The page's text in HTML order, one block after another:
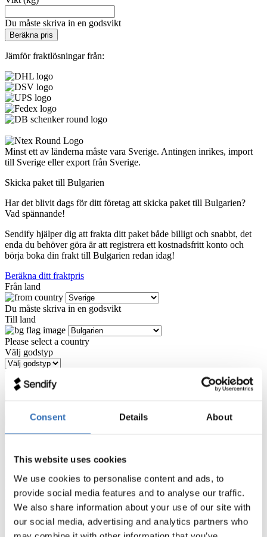
Consent Details About
This website uses cookies
We use cookies to personalise content and ads, to
provide social media features and to analyse our traffic.
We also share information about your use of our site with
our social media, advertising and analytics partners who
Du måste skriva in en godsvikt
Beräkna pris
Jämför fraktlösningar från:
Minst ett av länderna måste vara Sverige. Antingen inrikes, import
till Sverige eller export från Sverige.
Skicka paket till Bulgarien
Har det blivit dags för ditt företag att skicka paket till Bulgarien?
Vad spännande!
Sendify hjälper dig att frakta ditt paket både billigt och snabbt, det
enda du behöver göra är att registrera ett kostnadsfritt konto och
börja boka din frakt till Bulgarien redan idag!
Beräkna ditt fraktpris
Från land
Du måste skriva in en godsvikt
Till land
Please select a country
Välj godstyp
Vikt (kg)
Beräkna pris